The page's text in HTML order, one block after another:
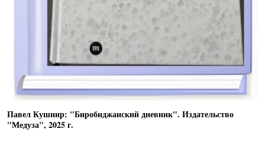
Павел Кушнир: "Биробиджанский дневник". Издательство
"Медуза", 2025 г.